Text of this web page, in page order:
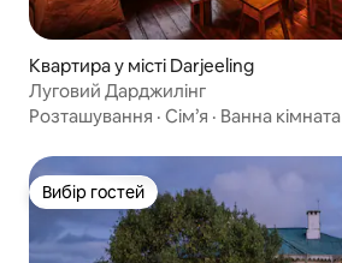
Квартира у місті Darjeeling
Луговий Дарджилінг
Розташування · Сім’я · Ванна кімната
Вибір гостей
Вибір гостей